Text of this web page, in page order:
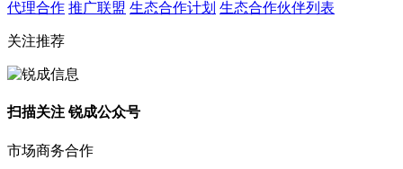
代理合作 推广联盟 生态合作计划 生态合作伙伴列表
关注推荐
扫描关注 锐成公众号
市场商务合作